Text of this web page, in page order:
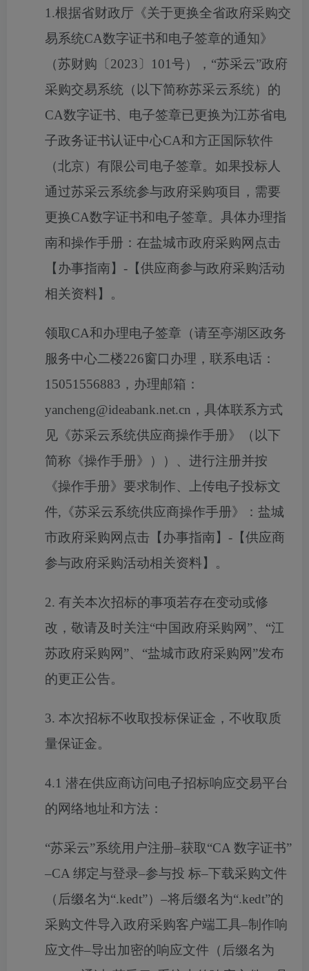
1.根据省财政厅《关于更换全省政府采购交
易系统CA数字证书和电子签章的通知》
（苏财购〔2023〕101号），“苏采云”政府
采购交易系统（以下简称苏采云系统）的
CA数字证书、电子签章已更换为江苏省电
子政务证书认证中心CA和方正国际软件
（北京）有限公司电子签章。如果投标人
通过苏采云系统参与政府采购项目，需要
更换CA数字证书和电子签章。具体办理指
南和操作手册：在盐城市政府采购网点击
【办事指南】-【供应商参与政府采购活动
相关资料】。
领取CA和办理电子签章（请至亭湖区政务
服务中心二楼226窗口办理，联系电话：
15051556883，办理邮箱：
yancheng@ideabank.net.cn，具体联系方式
见《苏采云系统供应商操作手册》（以下
简称《操作手册》））、进行注册并按
《操作手册》要求制作、上传电子投标文
件,《苏采云系统供应商操作手册》：盐城
市政府采购网点击【办事指南】-【供应商
参与政府采购活动相关资料】。
2. 有关本次招标的事项若存在变动或修
改，敬请及时关注“中国政府采购网”、“江
苏政府采购网”、“盐城市政府采购网”发布
的更正公告。
3. 本次招标不收取投标保证金 ，不收取质
量保证金。
4.1 潜在供应商访问电子招标响应交易平台
的网络地址和方法：
“苏采云”系统用户注册–获取“CA 数字证书”
–CA 绑定与登录–参与投 标–下载采购文件
（后缀名为“.kedt”）–将后缀名为“.kedt”的
采购文件导入政府采购客户端工具–制作响
应文件–导出加密的响应文件（后缀名为